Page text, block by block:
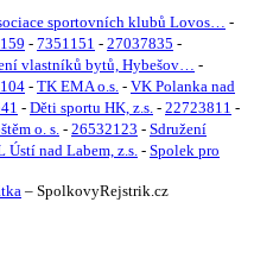
sportovních klubů Lovos… -
- 7351151 - 27037835 -
vlastníků bytů, Hybešov… -
- TK EMA o.s. - VK Polanka nad
- Děti sportu HK, z.s. - 22723811 -
o. s. - 26532123 - Sdružení
Ústí nad Labem, z.s.- Spolek pro
– SpolkovyRejstrik.cz